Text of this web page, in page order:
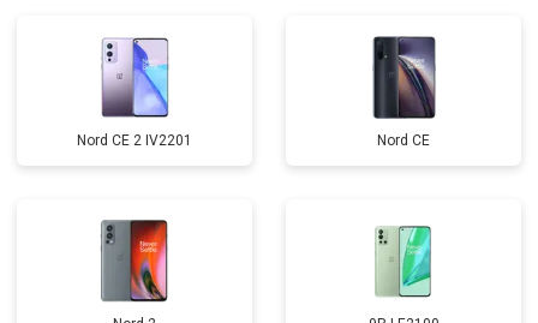
Nord CE 2 IV2201 Nord CE